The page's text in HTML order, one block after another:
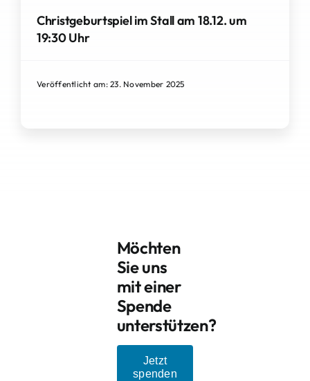
Christgeburtspiel im Stall am 18.12. um
19:30 Uhr
Veröffentlicht am: 23. November 2025
Möchten
Sie uns
mit einer
Spende
unterstützen?
Jetzt
spenden